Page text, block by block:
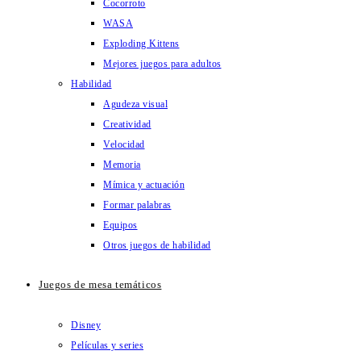
Cocorroto
WASA
Exploding Kittens
Mejores juegos para adultos
Habilidad
Agudeza visual
Creatividad
Velocidad
Memoria
Mímica y actuación
Formar palabras
Equipos
Otros juegos de habilidad
Juegos de mesa temáticos
Disney
Películas y series